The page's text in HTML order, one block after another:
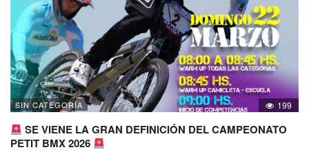
SIN CATEGORÍA 199
SE VIENE LA GRAN DEFINICIÓN DEL CAMPEONATO
PETIT BMX 2026